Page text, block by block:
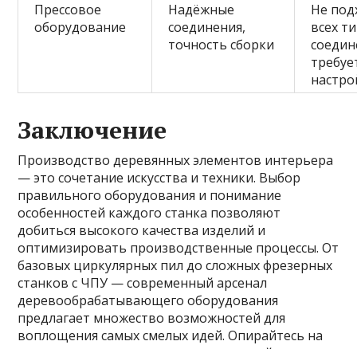
Прессовое
оборудование
Надёжные
соединения,
точность сборки
Не
всех
Заключение
Производство деревянных элементов интерьера
— это сочетание искусства и техники. Выбор
правильного оборудования и понимание
особенностей каждого станка позволяют
добиться высокого качества изделий и
оптимизировать производственные процессы. От
базовых циркулярных пил до сложных фрезерных
станков с ЧПУ — современный арсенал
деревообрабатывающего оборудования
предлагает множество возможностей для
воплощения самых смелых идей. Опирайтесь на